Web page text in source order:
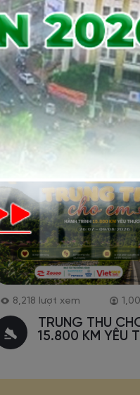
1,466 lượt xem
PSL GREEN
ĐUA XANH 2026
Đăng ký
8,218 lượt xem
TRUNG THU
15.800 KM YÊU